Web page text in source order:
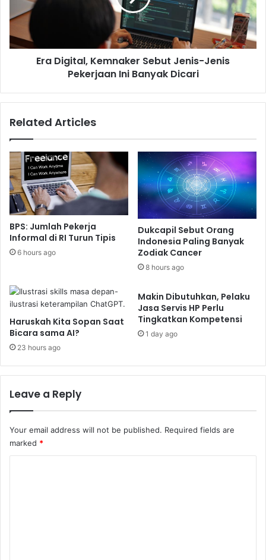
Jenis
Pekerjaan
Ini
Banyak
Era Digital, Kemnaker Sebut Jenis-Jenis
Pekerjaan Ini Banyak Dicari
Related Articles
BPS: Jumlah Pekerja
Informal di RI Turun Tipis
6 hours ago
Dukcapil Sebut Orang
Indonesia Paling Banyak
Zodiak Cancer
8 hours ago
Haruskah Kita Sopan Saat
Bicara sama AI?
23 hours ago
Makin Dibutuhkan, Pelaku
Jasa Servis HP Perlu
Tingkatkan Kompetensi
1 day ago
Leave a Reply
Your email address will not be published. Required fields are
marked *